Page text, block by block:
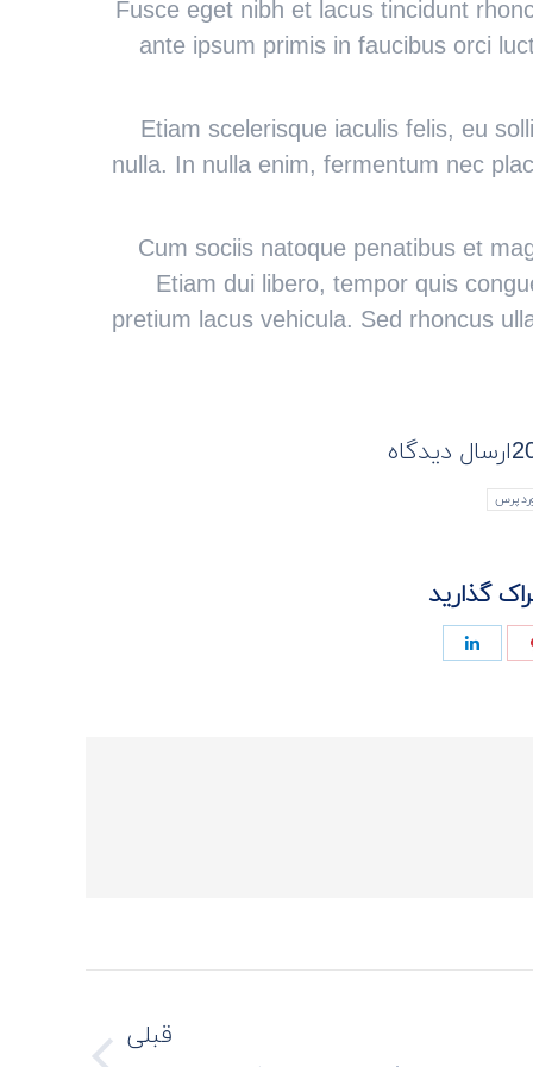
Fusce eget nibh et lacus tincidunt
ante ipsum primis in faucibus orci
Etiam scelerisque iaculis felis, eu
nulla. In nulla enim, fermentum nec
Cum sociis natoque penatibus et
Etiam dui libero, tempor quis
pretium lacus vehicula. Sed rhoncus
ارسال دیدگاه
گذارید
Share
قبلی